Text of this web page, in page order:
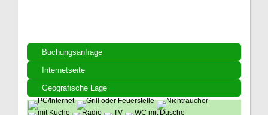
Buchungsanfrage
Internetseite
Geografische Lage